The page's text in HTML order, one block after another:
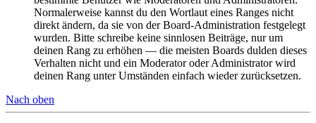
Normalerweise kannst du den Wortlaut eines Ranges nicht
direkt ändern, da sie von der Board-Administration festgelegt
wurden. Bitte schreibe keine sinnlosen Beiträge, nur um
deinen Rang zu erhöhen — die meisten Boards dulden dieses
Verhalten nicht und ein Moderator oder Administrator wird
deinen Rang unter Umständen einfach wieder zurücksetzen.
Nach oben